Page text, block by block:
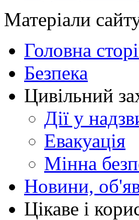
Матеріали
Головна
Безпека
Цивільний
Дії у
Евакуація
Мінна
Новини,
Цікаве і